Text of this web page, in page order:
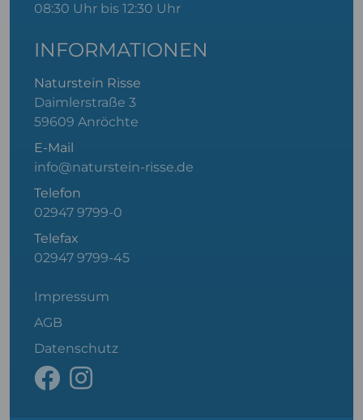
08:30 Uhr bis 12:30 Uhr
INFORMATIONEN
Naturstein Risse
Daimlerstraße 3
59609 Anröchte
E-Mail
info@naturstein-risse.de
Telefon
02947 9799-0
Telefax
02947 9799-45
Impressum
AGB
Datenschutz